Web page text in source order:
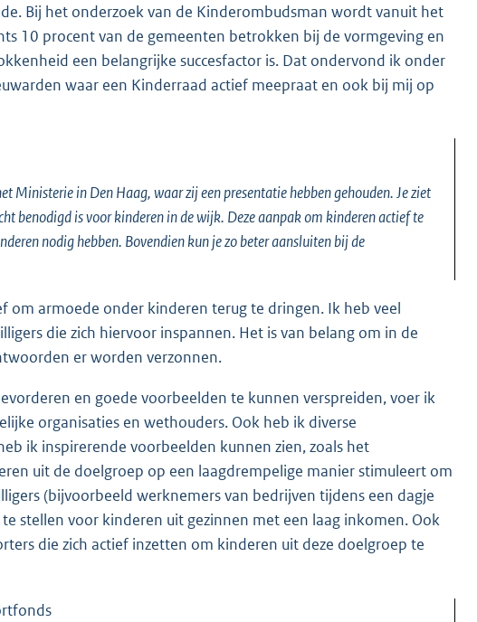
Bij het onderzoek van de Kinderombudsman wordt vanuit het
10 procent van de gemeenten betrokken bij de vormgeving en
een belangrijke succesfactor is. Dat ondervond ik onder
waar een Kinderraad actief meepraat en ook bij mij op
Ministerie in Den Haag, waar zij een presentatie hebben gehouden. Je ziet
benodigd is voor kinderen in de wijk. Deze aanpak om kinderen actief te
nodig hebben. Bovendien kun je zo beter aansluiten bij de
om armoede onder kinderen terug te dringen. Ik heb veel
die zich hiervoor inspannen. Het is van belang om in de
er worden verzonnen.
en goede voorbeelden te kunnen verspreiden, voer ik
organisaties en wethouders. Ook heb ik diverse
ik inspirerende voorbeelden kunnen zien, zoals het
uit de doelgroep op een laagdrempelige manier stimuleert om
(bijvoorbeeld werknemers van bedrijven tijdens een dagje
stellen voor kinderen uit gezinnen met een laag inkomen. Ook
die zich actief inzetten om kinderen uit deze doelgroep te